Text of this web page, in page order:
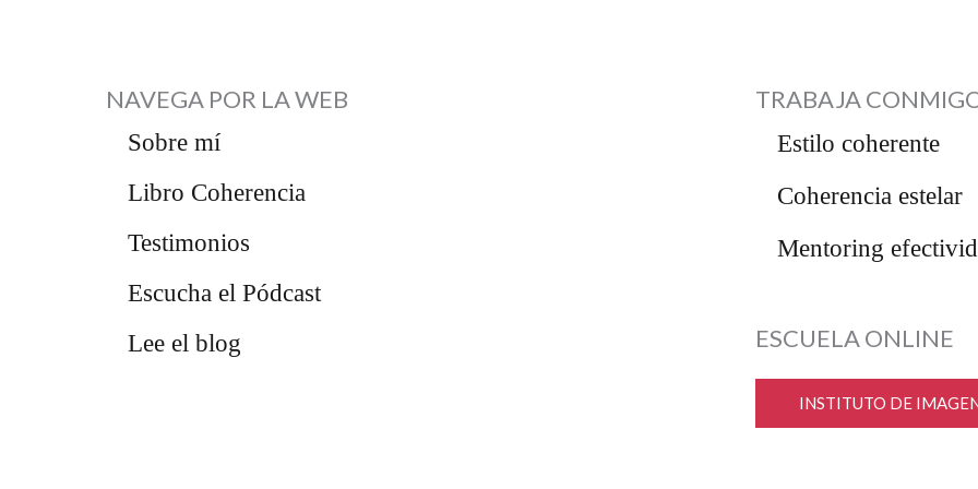
NAVEGA POR LA WEB
Sobre mí
Libro Coherencia
Testimonios
Escucha el Pódcast
Lee el blog
TRABAJA
Estilo coherente
Coherencia estelar
Mentoring
ESCUELA ONLINE
INSTITUTO DE